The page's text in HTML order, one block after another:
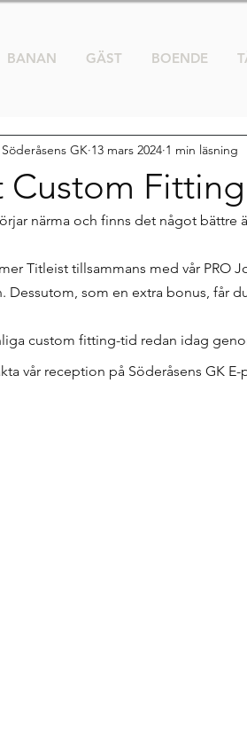
BANAN GÄST BOENDE
Custom
GK 13 mars 2024 1 min läsning
närma och finns det något bättre
Titleist tillsammans med vår PRO
Dessutom, som en extra bonus, får
custom fitting-tid redan idag
vår reception på Söderåsens GK E-